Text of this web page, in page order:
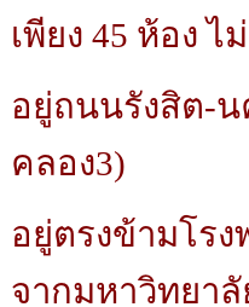
เพียง 45 ห้อง
อยู่ถนนรังสิต-น
คลอง3)
อยู่ตรงข้ามโรง
จากมหาวิทยา